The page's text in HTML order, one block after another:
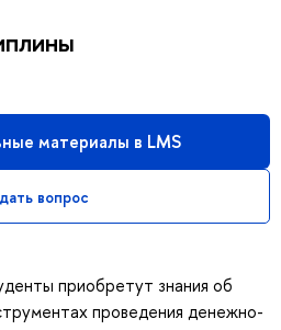
материалы в LMS
вопрос
приобретут знания об
проведения денежно-